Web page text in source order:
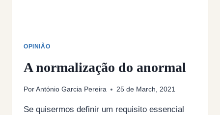
OPINIÃO
A normalização do anormal
Por António Garcia Pereira 25 de March, 2021
Se quisermos definir um requisito essencial